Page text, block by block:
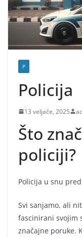
P
Policija
13 veljače, 2025
Što
policiji?
Policija u snu
Svi sanjamo, ali
fascinirani svojim
značajne poruke.